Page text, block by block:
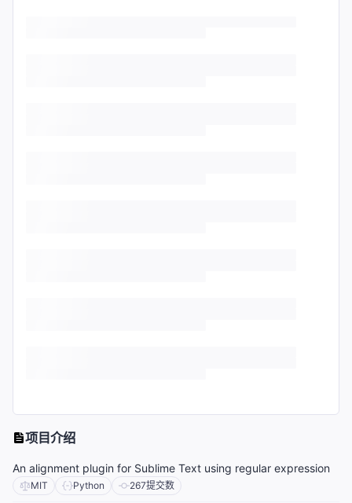
项目介绍
An alignment plugin for Sublime Text using regular expression
MIT Python 267提交数